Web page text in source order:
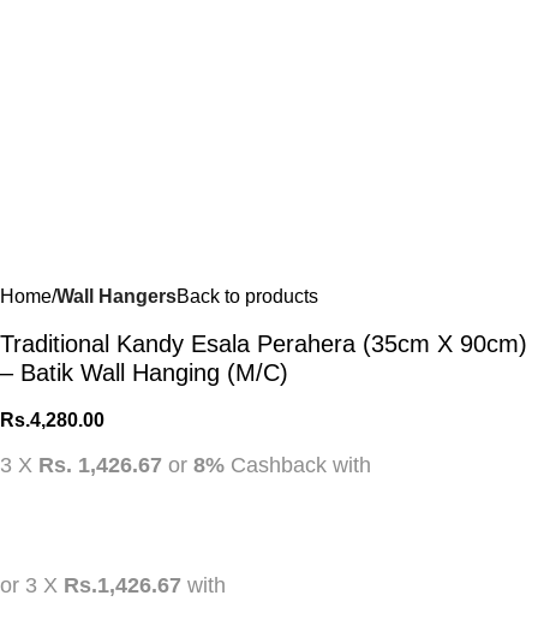
Home Wall HangersBack to products
Traditional Kandy Esala Perahera (35cm X 90cm)
– Batik Wall Hanging (M/C)
Rs.4,280.00
3 X Rs. 1,426.67 or 8% Cashback with
or 3 X Rs.1,426.67 with